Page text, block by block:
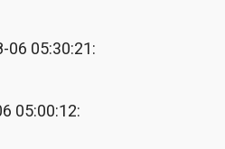
06 05:30:21:
05:00:12: